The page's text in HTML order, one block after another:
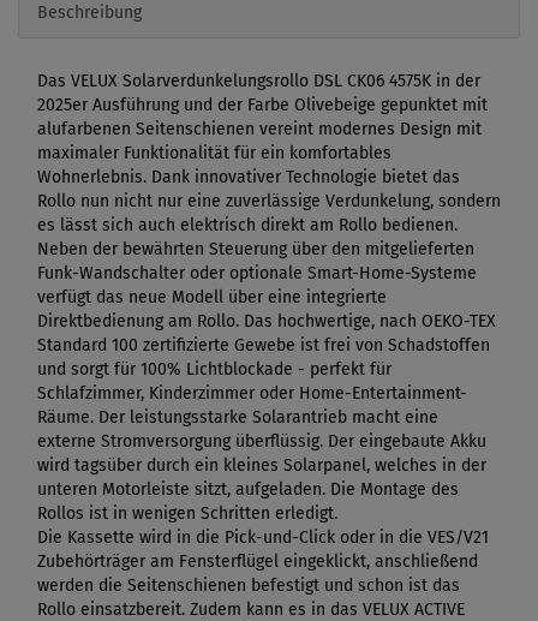
Beschreibung
Das VELUX Solarverdunkelungsrollo DSL CK06 4575K in der
2025er Ausführung und der Farbe Olivebeige gepunktet mit
alufarbenen Seitenschienen vereint modernes Design mit
maximaler Funktionalität für ein komfortables
Wohnerlebnis. Dank innovativer Technologie bietet das
Rollo nun nicht nur eine zuverlässige Verdunkelung, sondern
es lässt sich auch elektrisch direkt am Rollo bedienen.
Neben der bewährten Steuerung über den mitgelieferten
Funk-Wandschalter oder optionale Smart-Home-Systeme
verfügt das neue Modell über eine integrierte
Direktbedienung am Rollo. Das hochwertige, nach OEKO-TEX
Standard 100 zertifizierte Gewebe ist frei von Schadstoffen
und sorgt für 100% Lichtblockade - perfekt für
Schlafzimmer, Kinderzimmer oder Home-Entertainment-
Räume. Der leistungsstarke Solarantrieb macht eine
externe Stromversorgung überflüssig. Der eingebaute Akku
wird tagsüber durch ein kleines Solarpanel, welches in der
unteren Motorleiste sitzt, aufgeladen. Die Montage des
Rollos ist in wenigen Schritten erledigt.
Die Kassette wird in die Pick-und-Click oder in die VES/V21
Zubehörträger am Fensterflügel eingeklickt, anschließend
werden die Seitenschienen befestigt und schon ist das
Rollo einsatzbereit. Zudem kann es in das VELUX ACTIVE